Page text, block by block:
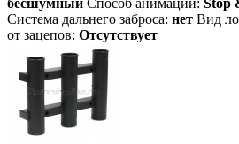
бесшумный Способ анимации: Stop
Система дальнего заброса: нет Вид
от зацепов: Отсутствует